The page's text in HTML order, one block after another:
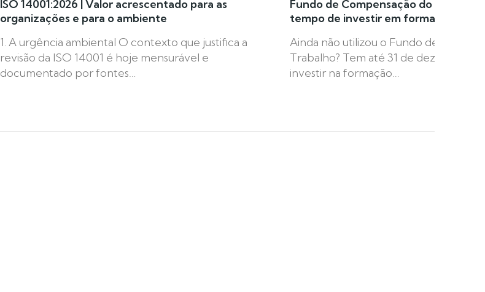
1. A urgência ambiental O contexto que justifica a
revisão da ISO 14001 é hoje mensurável e
documentado por fontes…
ISO 14001:2026 | Valor acrescentado para as
organizações e para o ambiente
Ainda não utilizou o Fundo de
Trabalho? Tem até 31 de dezembro
investir na formação…
Fundo de Compensação do
tempo de investir em formação